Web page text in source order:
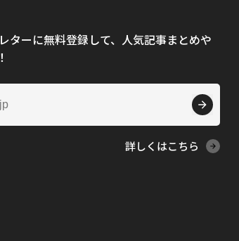
ターに無料登録して、人気記事まとめや
詳しくはこちら